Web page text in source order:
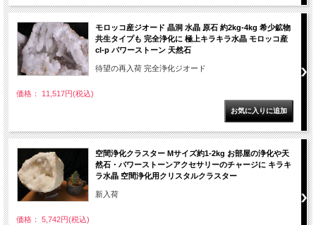
モロッコ産ジオード 晶洞 水晶 原石 約2kg-4kg 希少鉱物
共生タイプも 完全浄化に 極上キラキラ水晶 モロッコ産
cl-p パワーストーン 天然石
待望の再入荷 完全浄化ジオード
価格： 11,517円(税込)
空間浄化クラスター Mサイズ約1-2kg お部屋の浄化や天
然石・パワーストーンアクセサリーのチャージに キラキ
ラ水晶 空間浄化用クリスタルクラスター
新入荷
価格： 5,742円(税込)